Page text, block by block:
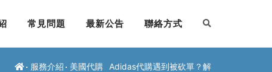
常見問題 最新公告 聯絡方式
服務介紹 美國代購
Adidas代購遇到被砍單？解